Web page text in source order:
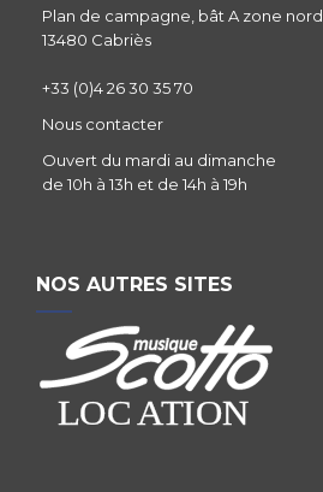
Plan de campagne, bât A zone nord
13480 Cabriès
+33 (0)4 26 30 35 70
Nous contacter
Ouvert du mardi au dimanche
de 10h à 13h et de 14h à 19h
NOS AUTRES SITES